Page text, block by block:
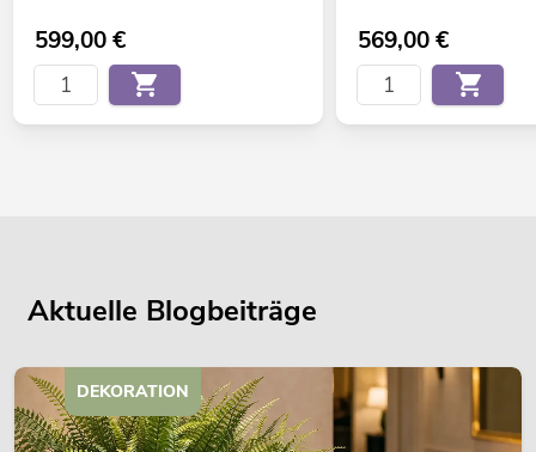
599,00€ 569,00€
Aktuelle Blogbeiträge
DEKORATION